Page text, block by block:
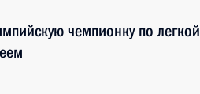
чемпионку по легкой